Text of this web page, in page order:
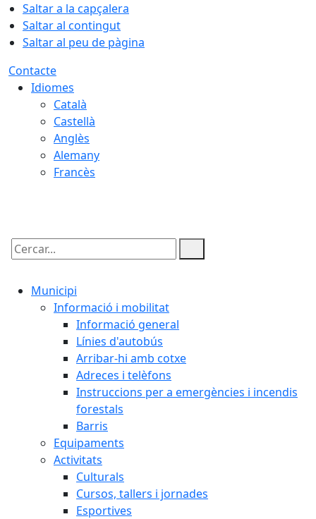
Saltar a la capçalera
Saltar al contingut
Saltar al peu de pàgina
Contacte
Idiomes
Català
Castellà
Anglès
Alemany
Francès
Cercar:
Municipi
Informació i mobilitat
Informació general
Línies d'autobús
Arribar-hi amb cotxe
Adreces i telèfons
Instruccions per a emergències i incendis
forestals
Barris
Equipaments
Activitats
Culturals
Cursos, tallers i jornades
Esportives